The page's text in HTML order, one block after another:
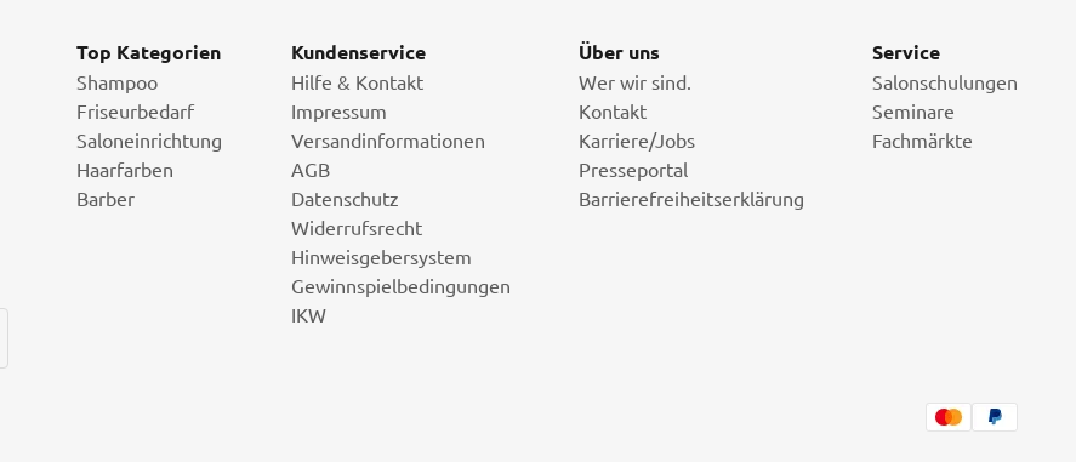
Top Kategorien
Shampoo
Friseurbedarf
Saloneinrichtung
Haarfarben
Barber
Kundenservice
Hilfe & Kontakt
Impressum
Versandinformationen
AGB
Datenschutz
Widerrufsrecht
Hinweisgebersystem
Gewinnspielbedingungen
IKW
Über uns
Wer wir sind.
Kontakt
Karriere/Jobs
Presseportal
Barrierefreiheitserklärung
Service
Salonschulungen
Seminare
Fachmärkte